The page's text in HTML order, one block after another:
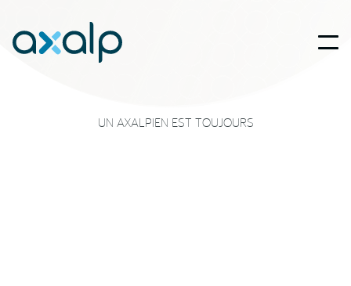
UN AXALPIEN EST TOUJOURS